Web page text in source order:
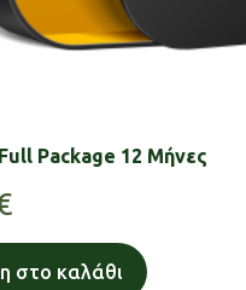
Package 12 Μήνες
στο καλάθι